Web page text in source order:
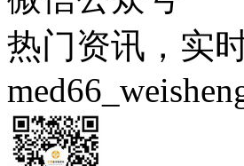
热门资讯，实